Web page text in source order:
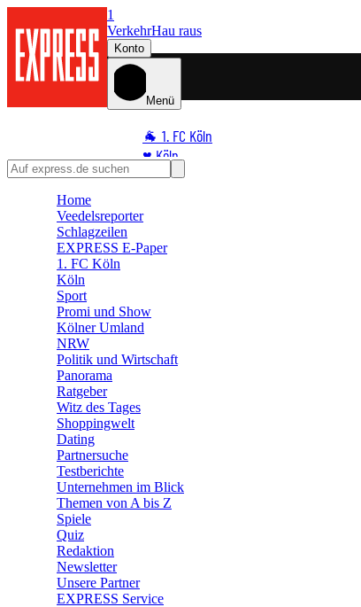
1
VerkehrHau raus
Konto
Menü
🐐 1. FC Köln
♥️ Köln
⭐ Promi
🛒 Shoppingwelt
🧩 Spiele
Home
Veedelsreporter
Schlagzeilen
EXPRESS E-Paper
1. FC Köln
Köln
Sport
Promi und Show
Kölner Umland
NRW
Politik und Wirtschaft
Panorama
Ratgeber
Witz des Tages
Shoppingwelt
Dating
Partnersuche
Testberichte
Unternehmen im Blick
Themen von A bis Z
Spiele
Quiz
Redaktion
Newsletter
Unsere Partner
EXPRESS Service